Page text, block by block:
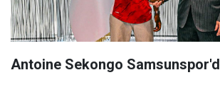
Antoine Sekongo